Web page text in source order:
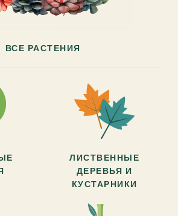
ВСЕ РАСТЕНИЯ
ЛИСТВЕННЫЕ
ДЕРЕВЬЯ И
КУСТАРНИКИ